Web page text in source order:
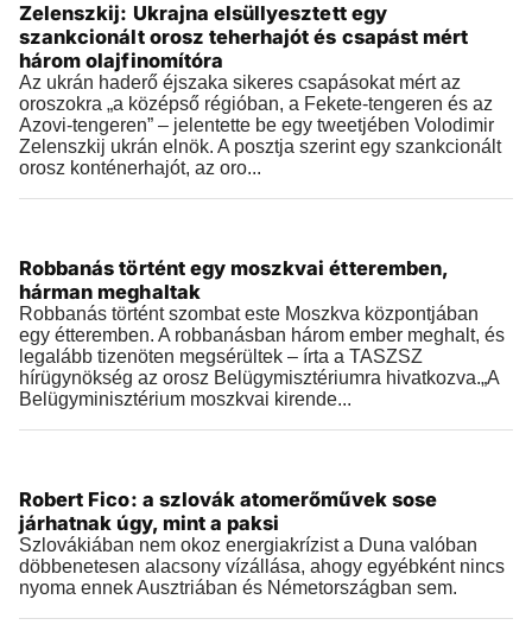
2026.08.02 |07:08
Zelenszkij: Ukrajna elsüllyesztett egy
szankcionált orosz teherhajót és csapást mért
három olajfinomítóra
Az ukrán haderő éjszaka sikeres csapásokat mért az
oroszokra „a középső régióban, a Fekete-tengeren és az
Azovi-tengeren” – jelentette be egy tweetjében Volodimir
Zelenszkij ukrán elnök. A posztja szerint egy szankcionált
orosz konténerhajót, az oro...
2026.08.01 |21:08
Robbanás történt egy moszkvai étteremben,
hárman meghaltak
Robbanás történt szombat este Moszkva központjában
egy étteremben. A robbanásban három ember meghalt, és
legalább tizenöten megsérültek – írta a TASZSZ
hírügynökség az orosz Belügymisztériumra hivatkozva.„A
Belügyminisztérium moszkvai kirende...
2026.08.01 |20:39
Robert Fico: a szlovák atomerőművek sose
járhatnak úgy, mint a paksi
Szlovákiában nem okoz energiakrízist a Duna valóban
döbbenetesen alacsony vízállása, ahogy egyébként nincs
nyoma ennek Ausztriában és Németországban sem.